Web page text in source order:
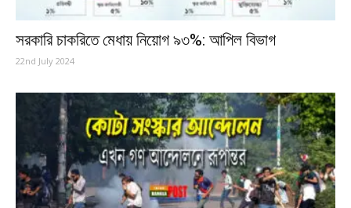
সরকারি চাকরিতে মেধায় নিয়োগ ৯৩%: আপিল বিভাগ
22nd July 2024